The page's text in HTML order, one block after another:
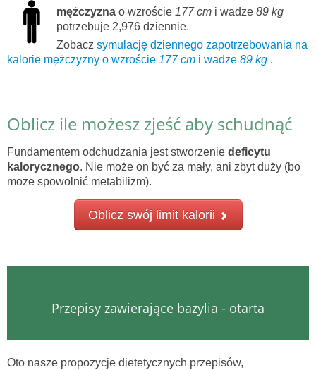
mężczyzna o wzroście 177 cm i wadze 89 kg
potrzebuje 2,976 dziennie.
Zobacz symulację dziennego zapotrzebowania na
kalorie mężczyzny o wzroście 177 cm i wadze 89 kg .
Oblicz ile możesz zjeść aby schudnąć
Fundamentem odchudzania jest stworzenie deficytu
kalorycznego. Nie może on być za mały, ani zbyt duży (bo
może spowolnić metabilizm).
Oblicz swój limit kalorii
Przepisy zawierające bazylia - otarta
Oto nasze propozycje dietetycznych przepisów,